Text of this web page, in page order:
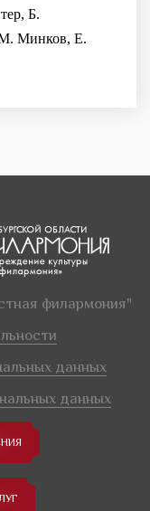
Б.
Минков, Е.
филармония"
данных
данных